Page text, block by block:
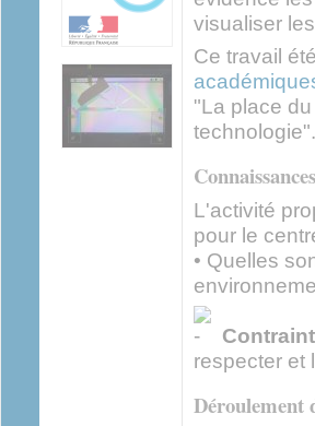
visualiser
Ce travail
"La place
technologie".
L'activité
pour le
• Quelles
respecter et
Déroulement